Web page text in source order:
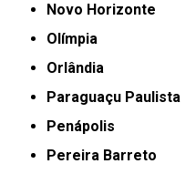
Novo Horizonte
Olímpia
Orlândia
Paraguaçu Paulista
Penápolis
Pereira Barreto